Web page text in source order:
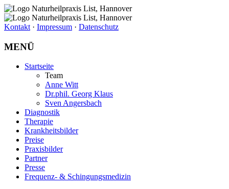
Kontakt · Impressum · Datenschutz
MENÜ
Startseite
Team
Anne Witt
Dr.phil. Georg Klaus
Sven Angersbach
Diagnostik
Therapie
Krankheitsbilder
Preise
Praxisbilder
Partner
Presse
Frequenz- & Schingungsmedizin